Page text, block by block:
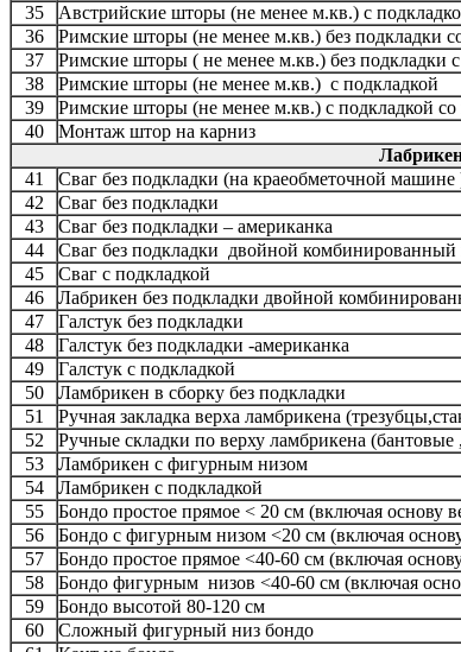
35
Австрийские шторы (не менее м.кв.) с
36
Римские шторы (не менее м.кв.) без подкладки
37
Римские шторы ( не менее м.кв.) без подкладки
38
Римские шторы (не менее м.кв.) с подкладкой
39
Римские шторы (не менее м.кв.) с подкладкой
40
Монтаж штор на карниз
41
Сваг без подкладки (на краеобметочной машине
42
Сваг без подкладки
43
Сваг без подкладки – американка
44
Сваг без подкладки двойной комбинированный
45
Сваг с подкладкой
46
Лабрикен без подкладки двойной
47
Галстук без подкладки
48
Галстук без подкладки -американка
49
Галстук с подкладкой
50
Ламбрикен в сборку без подкладки
51
Ручная закладка верха ламбрикена
52
Ручные складки по верху ламбрикена
53
Ламбрикен с фигурным низом
54
Ламбрикен с подкладкой
55
Бондо простое прямое < 20 см (включая основу
56
Бондо с фигурным низом <20 cм (включая
57
Бондо простое прямое <40-60 cм (включая
58
Бондо фигурным низов <40-60 cм (включая
59
Бондо высотой 80-120 см
60
Сложный фигурный низ бондо